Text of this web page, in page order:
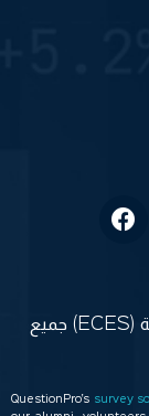
© 2026 - المركز المصري للدراسات الاقتصادية (ECES) جميع
QuestionPro’s survey